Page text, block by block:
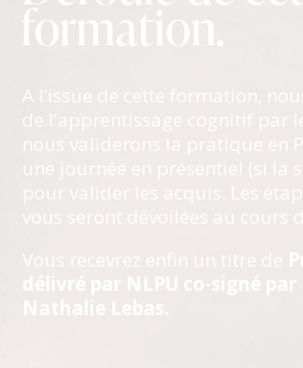
formation.
A l’issue de cette formation,
de l’apprentissage cognitif par
nous validerons la pratique en
une journée en présentiel (si la
pour valider les acquis. Les
vous seront dévoilées au cours
Vous recevrez enfin un titre
de
délivré par NLPU co-signé
Nathalie Lebas.